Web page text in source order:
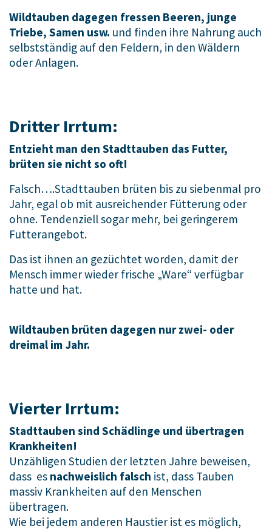
Wildtauben dagegen fressen Beeren, junge
Triebe, Samen usw. und finden ihre Nahrung auch
selbstständig auf den Feldern, in den Wäldern
oder Anlagen.
Dritter Irrtum:
Entzieht man den Stadttauben das Futter,
brüten sie nicht so oft!
Falsch….Stadttauben brüten bis zu siebenmal pro
Jahr, egal ob mit ausreichender Fütterung oder
ohne. Tendenziell sogar mehr, bei geringerem
Futterangebot.
Das ist ihnen an gezüchtet worden, damit der
Mensch immer wieder frische „Ware“ verfügbar
hatte und hat.
Wildtauben brüten dagegen nur zwei- oder
dreimal im Jahr.
Vierter Irrtum:
Stadttauben sind Schädlinge und übertragen
Krankheiten!
Unzähligen Studien der letzten Jahre beweisen,
dass es nachweislich falsch ist, dass Tauben
massiv Krankheiten auf den Menschen
übertragen.
Wie bei jedem anderen Haustier ist es möglich,